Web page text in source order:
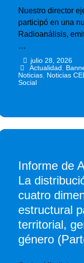
Nuestro director
participó en una
Radioanálisis,
…
julio 28, 2026
Actualidad
Noticias, Noticias
Social
Informe de
La
cuatro
estructural
territorial,
género